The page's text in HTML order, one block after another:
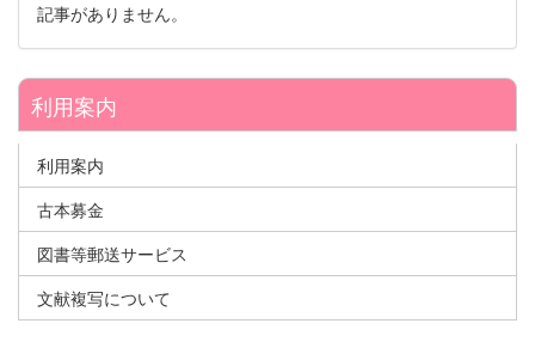
記事がありません。
利用案内
利用案内
古本募金
図書等郵送サービス
文献複写について